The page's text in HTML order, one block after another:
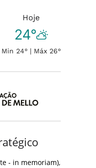
Hoje
24°
Min 24° | Máx 26°
- in memoriam),